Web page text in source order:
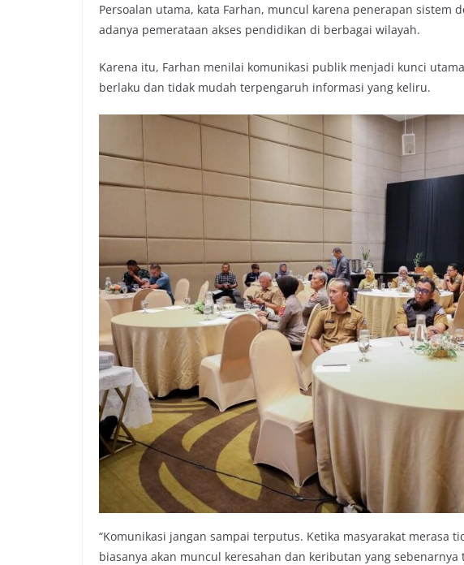
Persoalan utama, kata Farhan, muncul karena penerapan sistem
adanya pemerataan akses pendidikan di berbagai wilayah.
Karena itu, Farhan menilai komunikasi publik menjadi kunci
berlaku dan tidak mudah terpengaruh informasi yang keliru.
“Komunikasi jangan sampai terputus. Ketika masyarakat merasa
biasanya akan muncul keresahan dan keributan yang sebenarnya